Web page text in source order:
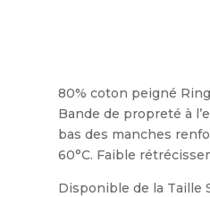
80% coton peigné
Bande de propreté à
bas des manches
60°C. Faible
Disponible de la Taille